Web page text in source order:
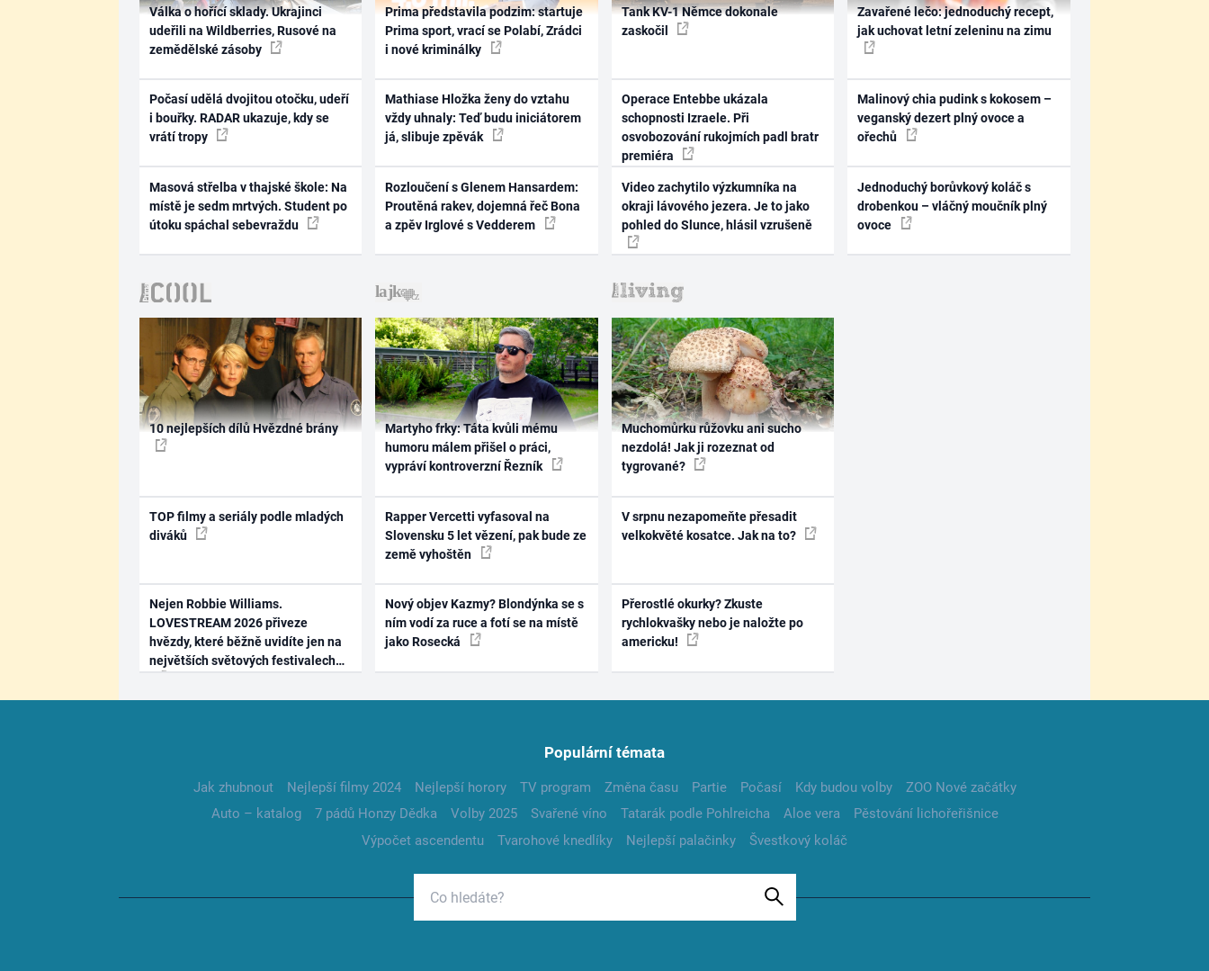
Válka o hořící sklady. Ukrajinci
udeřili na Wildberries, Rusové na
zemědělské zásoby
Počasí udělá dvojitou otočku, udeří
i bouřky. RADAR ukazuje, kdy se
vrátí tropy
Masová střelba v thajské škole: Na
místě je sedm mrtvých. Student po
útoku spáchal sebevraždu
Prima představila podzim: startuje
Prima sport, vrací se Polabí, Zrádci
i nové kriminálky
Mathiase Hložka ženy do vztahu
vždy uhnaly: Teď budu iniciátorem
já, slibuje zpěvák
Rozloučení s Glenem Hansardem:
Proutěná rakev, dojemná řeč Bona
a zpěv Irglové s Vedderem
Tank KV-1 Němce dokonale
zaskočil
Operace Entebbe ukázala
schopnosti Izraele. Při
osvobozování rukojmích padl bratr
premiéra
Video zachytilo výzkumníka na
okraji lávového jezera. Je to jako
pohled do Slunce, hlásil vzrušeně
Zavařené lečo: jednoduchý recept,
jak uchovat letní zeleninu na zimu
Malinový chia pudink s kokosem –
veganský dezert plný ovoce a
ořechů
Jednoduchý borůvkový koláč s
drobenkou – vláčný moučník plný
ovoce
10 nejlepších dílů Hvězdné brány
TOP filmy a seriály podle mladých
diváků
Nejen Robbie Williams.
LOVESTREAM 2026 přiveze
hvězdy, které běžně uvidíte jen na
největších světových festivalech
Martyho frky: Táta kvůli mému
humoru málem přišel o práci,
vypráví kontroverzní Řezník
Rapper Vercetti vyfasoval na
Slovensku 5 let vězení, pak bude ze
země vyhoštěn
Nový objev Kazmy? Blondýnka se s
ním vodí za ruce a fotí se na místě
jako Rosecká
Muchomůrku růžovku ani sucho
nezdolá! Jak ji rozeznat od
tygrované?
V srpnu nezapomeňte přesadit
velkokvěté kosatce. Jak na to?
Přerostlé okurky? Zkuste
rychlokvašky nebo je naložte po
americku!
Populární témata
Jak zhubnout Nejlepší filmy 2024 Nejlepší horory TV program Změna času Partie Počasí Kdy budou volby
ZOO Nové začátky
Auto – katalog
7 pádů Honzy Dědka Volby 2025 Svařené víno Tatarák podle Pohlreicha Aloe vera
Pěstování lichořeřišnice
Výpočet ascendentu
Tvarohové knedlíky Nejlepší palačinky Švestkový koláč